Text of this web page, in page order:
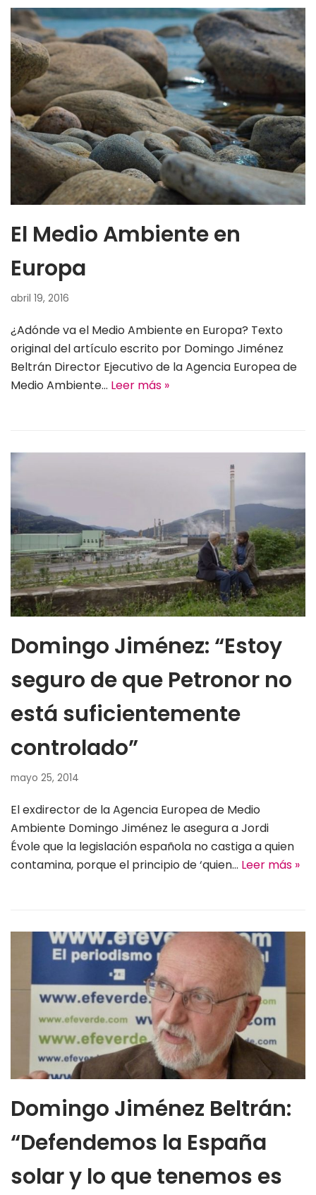
El Medio Ambiente en
Europa
abril 19, 2016
¿Adónde va el Medio Ambiente en Europa? Texto
original del artículo escrito por Domingo Jiménez
Beltrán Director Ejecutivo de la Agencia Europea de
Medio Ambiente… Leer más »
Domingo Jiménez: “Estoy
seguro de que Petronor no
está suficientemente
controlado”
mayo 25, 2014
El exdirector de la Agencia Europea de Medio
Ambiente Domingo Jiménez le asegura a Jordi
Évole que la legislación española no castiga a quien
contamina, porque el principio de ‘quien… Leer más »
Domingo Jiménez Beltrán:
“Defendemos la España
solar y lo que tenemos es